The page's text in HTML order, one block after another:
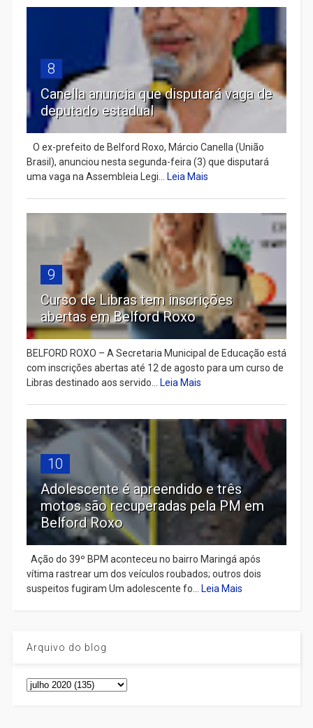
8
Canella anuncia que disputará vaga de
deputado estadual
​ O ex-prefeito de Belford Roxo, Márcio Canella (União
Brasil), anunciou nesta segunda-feira (3) que disputará
uma vaga na Assembleia Legi...
Leia Mais
9
Curso de Libras tem inscrições
abertas em Belford Roxo
BELFORD ROXO – A Secretaria Municipal de Educação está
com inscrições abertas até 12 de agosto para um curso de
Libras destinado aos servido...
Leia Mais
10
Adolescente é apreendido e três
motos são recuperadas pela PM em
Belford Roxo
Ação do 39º BPM aconteceu no bairro Maringá após
vítima rastrear um dos veículos roubados; outros dois
suspeitos fugiram Um adolescente fo...
Leia Mais
Arquivo do blog